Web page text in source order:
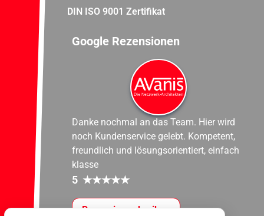
DIN ISO 9001 Zertifikat
Google Rezensionen
Danke nochmal an das Team. Hier wird
noch Kundenservice gelebt. Kompetent,
freundlich und lösungsorientiert, einfach
klasse
5 ★★★★★
Rezension schreiben